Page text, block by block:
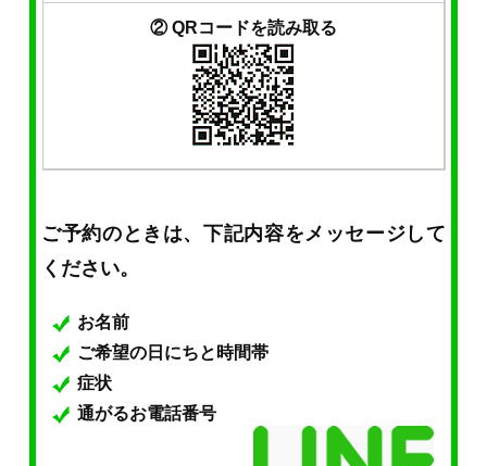
② QRコードを読み取る
ご予約のときは、下記内容をメッセージして
ください。
お名前
ご希望の日にちと時間帯
症状
通がるお電話番号